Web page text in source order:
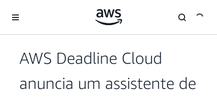
Pular para o conteúdo principal
AWS Deadline Cloud
anuncia um assistente de